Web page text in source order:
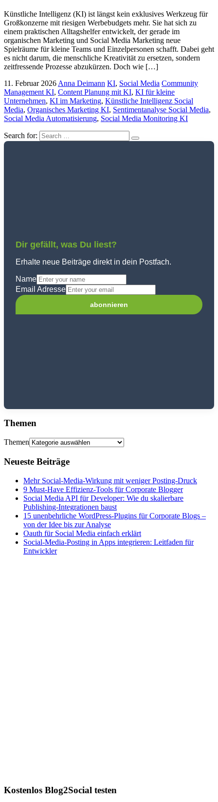
Künstliche Intelligenz (KI) ist längst kein exklusives Werkzeug für
Großkonzerne mit riesigen Werbebudgets mehr. Sie hat sich zu
einem praktischen Alltagshelfer entwickelt, der gerade im
organischen Marketing und Social Media Marketing neue
Spielräume für kleine Teams und Einzelpersonen schafft. Dabei geht
es nicht darum, die menschliche Kreativität zu ersetzen, sondern
zeitfressende Prozesse abzukürzen. Doch wie […]
11. Februar 2026 Anna Deimann KI, Social Media Community
Management KI, Content Planung mit KI, KI für kleine
Unternehmen, KI im Marketing, Künstliche Intelligenz Social
Media, Organisches Marketing KI, Sentimentanalyse Social Media,
Social Media Automatisierung, Social Media Monitoring KI
Search for:
Dir gefällt, was Du liest?
Erhalte neue Beiträge direkt in dein Postfach.
Name
Email Adresse
Themen
Themen
Neueste Beiträge
Mehr Social-Media-Wirkung mit weniger Posting-Druck
9 Must-Have Effizienz-Tools für Corporate Blogger
Social Media API für Developer: Wie du skalierbare
Publishing-Integrationen baust
15 unenbehrliche WordPress-Plugins für Corporate Blogs –
von der Idee bis zur Analyse
Oauth für Social Media einfach erklärt
Social-Media-Posting in Apps integrieren: Leitfaden für
Entwickler
Kostenlos Blog2Social testen